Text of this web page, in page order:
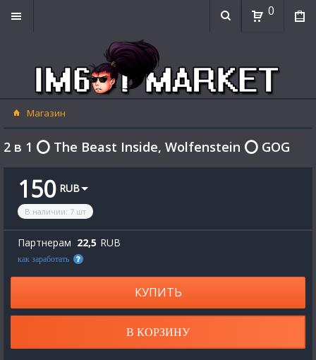
0
Магазин
2 в 1 ⭕ The Beast Inside, Wolfenstein ⭕ GOG
150 RUB
В наличии: 7 шт
Партнерам 22,5 RUB
как заработать
КУПИТЬ
В КОРЗИНУ